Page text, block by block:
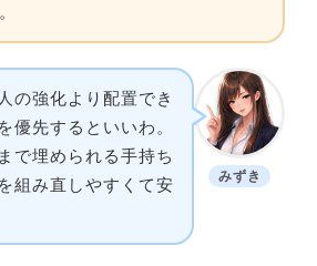
みずき
の強化より配置でき
優先するといいわ。
で埋められる手持ち
組み直しやすくて安